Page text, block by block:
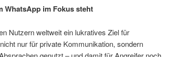
WhatsApp im Fokus steht
Nutzern weltweit ein lukratives Ziel für
nur für private Kommunikation, sondern